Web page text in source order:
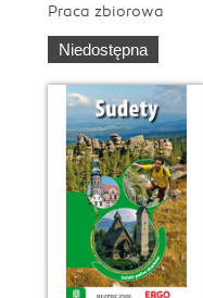
Praca zbiorowa
Niedostępna